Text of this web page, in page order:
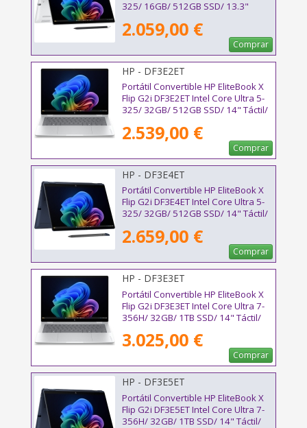
325/ 16GB/ 512GB SSD/ 13.3"
2.059,00 €
Comprar
HP - DF3E2ET
Portátil Convertible HP EliteBook X
Flip G2i DF3E2ET Intel Core Ultra 5-
325/ 32GB/ 512GB SSD/ 14" Táctil/
2.539,00 €
Comprar
HP - DF3E4ET
Portátil Convertible HP EliteBook X
Flip G2i DF3E4ET Intel Core Ultra 5-
325/ 32GB/ 512GB SSD/ 14" Táctil/
2.659,00 €
Comprar
HP - DF3E3ET
Portátil Convertible HP EliteBook X
Flip G2i DF3E3ET Intel Core Ultra 7-
356H/ 32GB/ 1TB SSD/ 14" Táctil/
3.025,00 €
Comprar
HP - DF3E5ET
Portátil Convertible HP EliteBook X
Flip G2i DF3E5ET Intel Core Ultra 7-
356H/ 32GB/ 1TB SSD/ 14" Táctil/